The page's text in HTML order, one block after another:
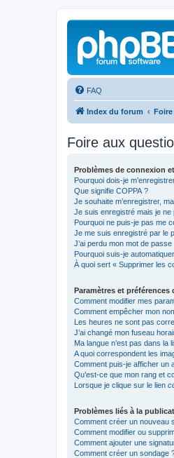
FAQ
Index du forum
Foire aux
Problèmes de connexion
Pourquoi dois-je
Que signifie COPPA ?
Je souhaite m’enregistrer,
Je suis enregistré mais je
Pourquoi ne puis-je pas me
Je me suis enregistré par le
J’ai perdu mon mot de passe
Pourquoi suis-je
À quoi sert « Supprimer les
Paramètres et préférences
Comment modifier mes
Comment empêcher mon
Les heures ne sont pas
J’ai changé mon fuseau
Ma langue n’est pas dans la
A quoi correspondent les
Comment puis-je afficher un
Qu’est-ce que mon rang et
Lorsque je clique sur le lien
Problèmes liés à la
Comment créer un nouveau
Comment modifier ou
Comment ajouter une
Comment créer un sondage